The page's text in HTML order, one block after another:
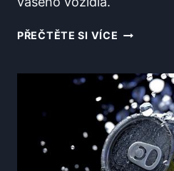
PŘEČTĚTE SI VÍCE KDY
FILTR
OCTAVIA?
PRO
VŠECHNY